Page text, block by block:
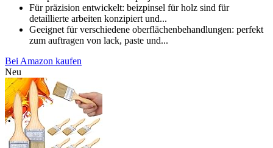
Für präzision entwickelt: beizpinsel für holz sind für
detaillierte arbeiten konzipiert und...
Geeignet für verschiedene oberflächenbehandlungen: perfekt
zum auftragen von lack, paste und...
Bei Amazon kaufen
Neu